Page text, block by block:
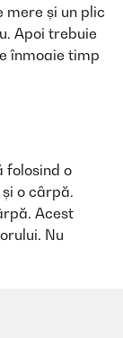
mere și un plic
Apoi trebuie
înmoaie timp
folosind o
o cârpă.
Acest
Nu